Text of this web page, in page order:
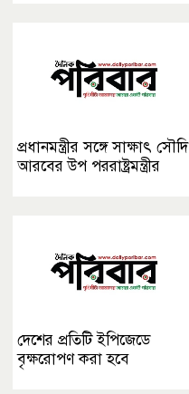
প্রধানমন্ত্রীর সঙ্গে সাক্ষাৎ সৌদি
আরবের উপ পররাষ্ট্রমন্ত্রীর
দেশের প্রতিটি ইপিজেডে
বৃক্ষরোপণ করা হবে